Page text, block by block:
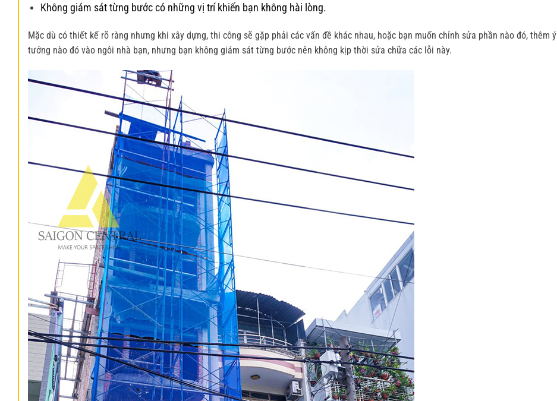
Không giám sát từng bước có những vị trí khiến bạn không hài lòng.
Mặc dù có thiết kế rõ ràng nhưng khi xây dựng, thi công sẽ gặp phải các vấn đề khác nhau, hoặc bạn muốn chỉnh sửa phần nào đó, thêm ý
tưởng nào đó vào ngôi nhà bạn, nhưng bạn không giám sát từng bước nên không kịp thời sửa chữa các lỗi này.